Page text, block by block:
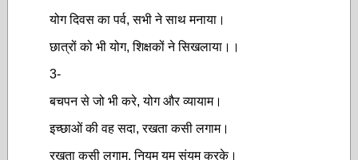
योग दिवस का पर्व, सभी ने साथ मनाया।
छात्रों को भी योग, शिक्षकों ने सिखलाया।।
3-
बचपन से जो भी करे, योग और व्यायाम।
इच्छाओं की वह सदा, रखता कसी लगाम।
रखता कसी लगाम, नियम यम संयम करके।